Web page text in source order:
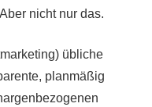
nicht nur das.
übliche
planmäßig